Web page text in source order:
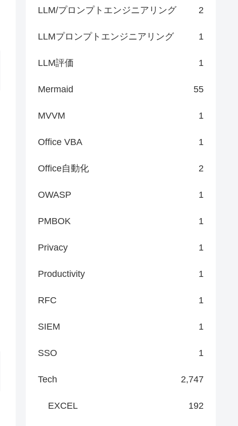
LLM/プロンプトエンジニアリング 2
LLMプロンプトエンジニアリング 1
LLM評価 1
Mermaid 55
MVVM 1
Office VBA 1
Office自動化 2
OWASP 1
PMBOK 1
Privacy 1
Productivity 1
RFC 1
SIEM 1
SSO 1
Tech 2,747
EXCEL 192